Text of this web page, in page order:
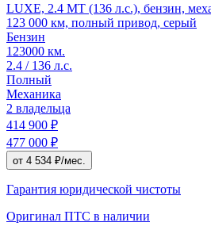
LUXE, 2.4 MT (136 л.с.), бензин,
123 000 км, полный привод, серый
Бензин
123000 км.
2.4 / 136 л.с.
Полный
Механика
2 владельца
414 900 ₽
477 000 ₽
от 4 534 ₽/мес.
Гарантия юридической чистоты
Оригинал ПТС в наличии